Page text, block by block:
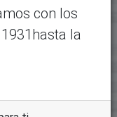
con los
la